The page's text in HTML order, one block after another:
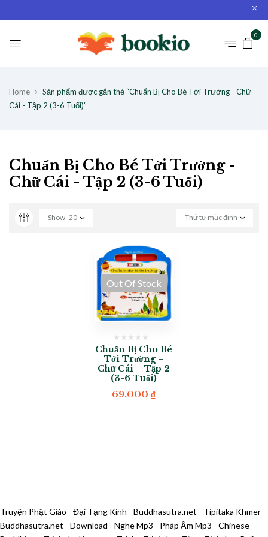
0
Home
Sản phẩm được gắn thẻ “Chuẩn Bị Cho Bé Tới Trường - Chữ
Cái - Tập 2 (3-6 Tuổi)”
Chuẩn Bị Cho Bé Tới Trường -
Chữ Cái - Tập 2 (3-6 Tuổi)
Thứ tự mặc định
Show 20
Out Of Stock
Chuẩn Bị Cho Bé
Tới Trường –
Chữ Cái – Tập 2
(3-6 Tuổi)
69.000₫
Truyện Phật Giáo - Đại Tạng Kinh - Buddhasutra.net - Tipitaka Khmer
Buddhasutra.net - Download - Nghe Mp3 - Pháp Âm Mp3 - Chinese